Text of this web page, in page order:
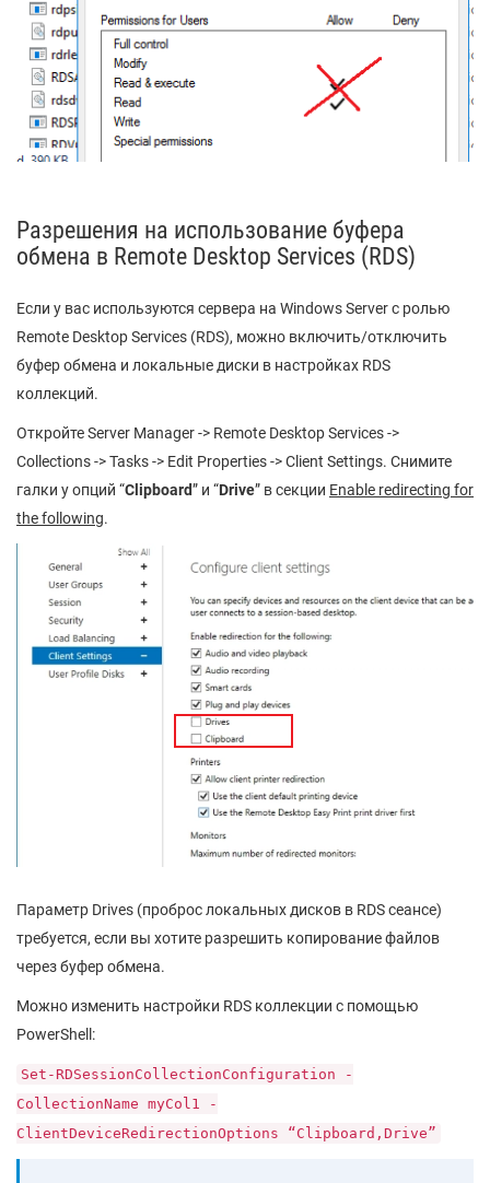
Разрешения на использование буфера
обмена в Remote Desktop Services (RDS)
Если у вас используются сервера на Windows Server с ролью
Remote Desktop Services (RDS), можно включить/отключить
буфер обмена и локальные диски в настройках RDS
коллекций.
Откройте Server Manager -> Remote Desktop Services ->
Collections -> Tasks -> Edit Properties -> Client Settings. Снимите
галки у опций “Clipboard” и “Drive” в секции Enable redirecting for
the following.
Параметр Drives (проброс локальных дисков в RDS сеансе)
требуется, если вы хотите разрешить копирование файлов
через буфер обмена.
Можно изменить настройки RDS коллекции с помощью
PowerShell:
Set-RDSessionCollectionConfiguration -
CollectionName myCol1 -
ClientDeviceRedirectionOptions “Clipboard,Drive”